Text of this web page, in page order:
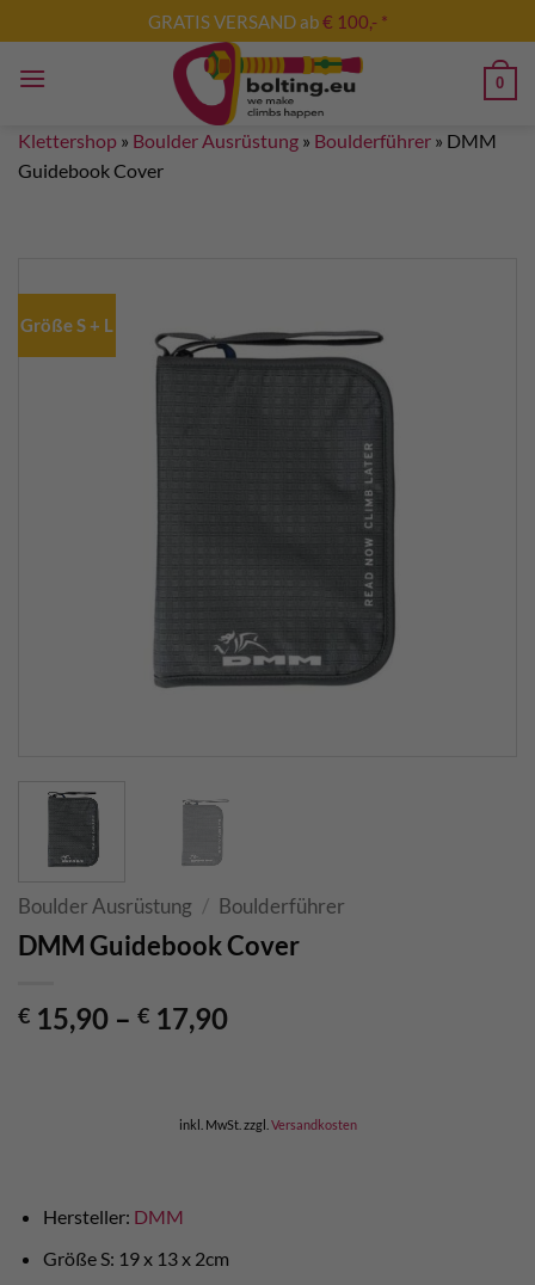
Inhalt
springen
GRATIS VERSAND ab€ 100,- *
0
Klettershop » Boulder Ausrüstung » Boulderführer » DMM
Guidebook Cover
Größe S + L
Boulder Ausrüstung / Boulderführer
DMM Guidebook Cover
€ 15,90 – € 17,90
inkl. MwSt. zzgl. Versandkosten
Hersteller: DMM
Größe S: 19 x 13 x 2cm